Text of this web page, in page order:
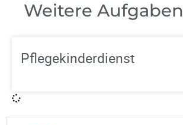
Weitere Aufgaben
Pflegekinderdienst